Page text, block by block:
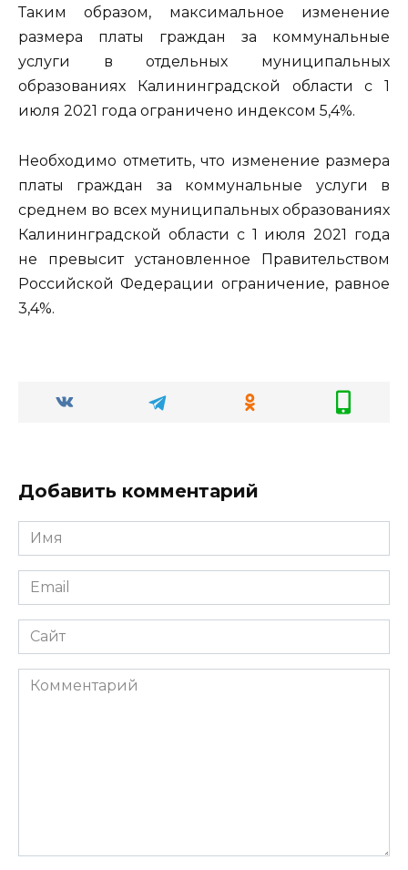
Таким образом, максимальное изменение
размера платы граждан за коммунальные
услуги в отдельных муниципальных
образованиях Калининградской области с 1
июля 2021 года ограничено индексом 5,4%.
Необходимо отметить, что изменение размера
платы граждан за коммунальные услуги в
среднем во всех муниципальных образованиях
Калининградской области с 1 июля 2021 года
не превысит установленное Правительством
Российской Федерации ограничение, равное
3,4%.
Добавить комментарий
Имя
Email
Сайт
Комментарий